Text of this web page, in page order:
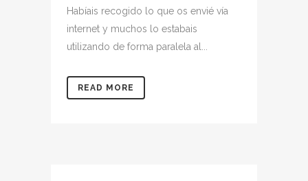
Habíais recogido lo que os envié vía
internet y muchos lo estabais
utilizando de forma paralela al...
READ MORE